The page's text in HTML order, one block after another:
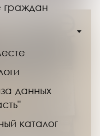
данных
каталог